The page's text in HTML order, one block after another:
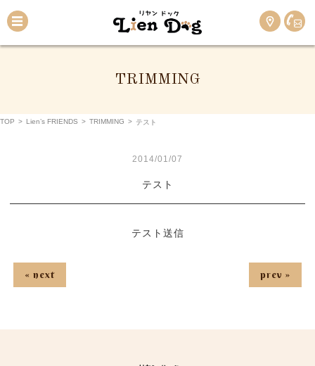
TRIMMING
TOP > Lien’s FRIENDS > TRIMMING > テスト
2014/01/07
テスト
テスト送信
« next prev »